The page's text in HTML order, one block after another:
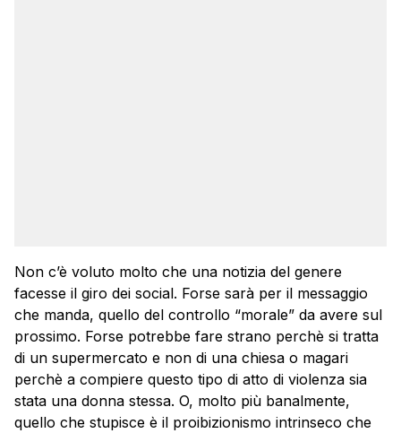
Non c’è voluto molto che una notizia del genere
facesse il giro dei social. Forse sarà per il messaggio
che manda, quello del controllo “morale” da avere sul
prossimo. Forse potrebbe fare strano perchè si tratta
di un supermercato e non di una chiesa o magari
perchè a compiere questo tipo di atto di violenza sia
stata una donna stessa. O, molto più banalmente,
quello che stupisce è il proibizionismo intrinseco che